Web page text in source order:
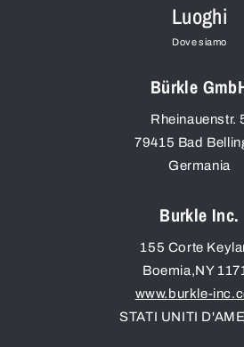
Luoghi
Dove siamo
Bürkle
Rheinauenstr.
79415 Bad
Germania
Burkle Inc.
155 Corte
Boemia,NY
www.burkle-
STATI UNITI